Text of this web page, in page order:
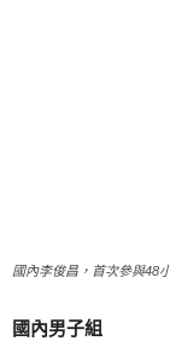
國內李俊昌，首次參與48
國內男子組